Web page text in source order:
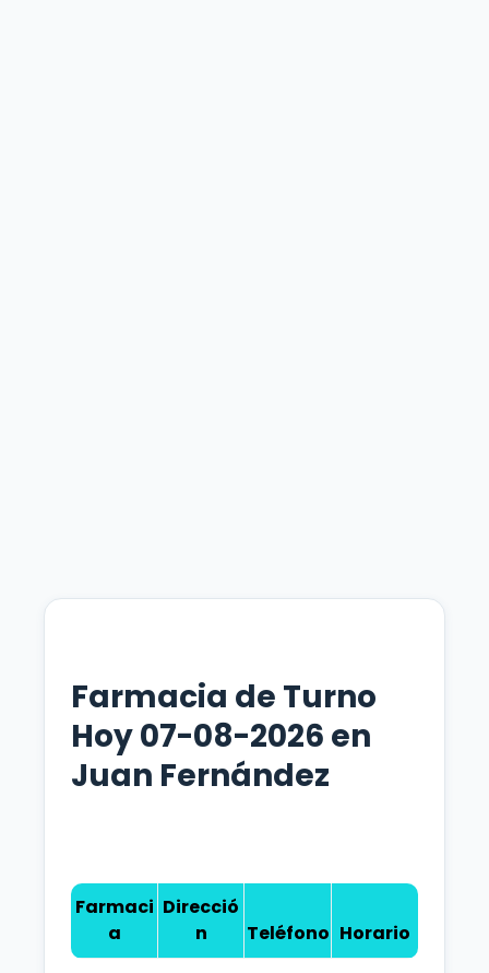
Farmacia de Turno
Hoy 07-08-2026 en
Juan Fernández
Farmaci
a
Direcció
n
Teléfono Horario